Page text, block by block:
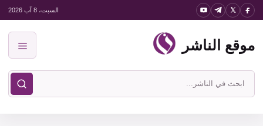
انتقل
المحتوى
السبت، 8 آب 2026
موقع الناشر
ابحث
في